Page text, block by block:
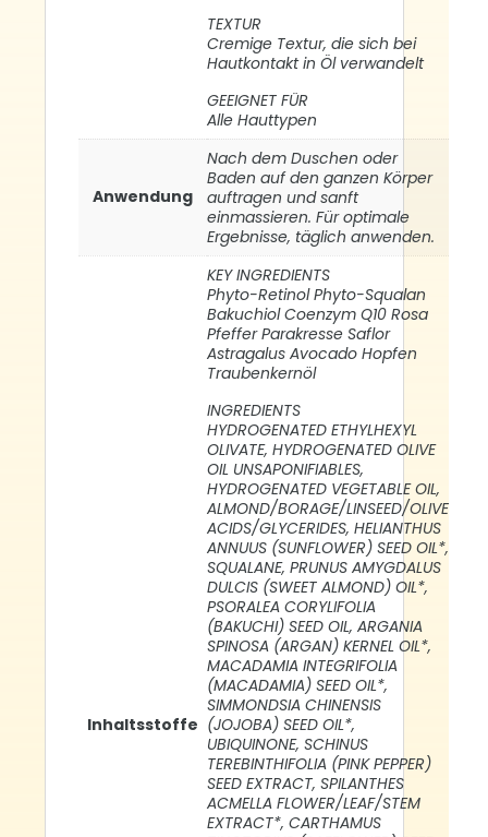
TEXTUR
Cremige Textur, die sich bei
Hautkontakt in Öl verwandelt
GEEIGNET FÜR
Alle Hauttypen
Anwendung
Nach dem Duschen oder
Baden auf den ganzen Körper
auftragen und sanft
einmassieren. Für optimale
Ergebnisse, täglich anwenden.
Inhaltsstoffe
KEY INGREDIENTS
Phyto-Retinol Phyto-Squalan
Bakuchiol Coenzym Q10 Rosa
Pfeffer Parakresse Saflor
Astragalus Avocado Hopfen
Traubenkernöl
INGREDIENTS
HYDROGENATED ETHYLHEXYL
OLIVATE, HYDROGENATED OLIVE
OIL UNSAPONIFIABLES,
HYDROGENATED VEGETABLE OIL,
ALMOND/BORAGE/LINSEED/OLIVE
ACIDS/GLYCERIDES, HELIANTHUS
ANNUUS (SUNFLOWER) SEED OIL*,
SQUALANE, PRUNUS AMYGDALUS
DULCIS (SWEET ALMOND) OIL*,
PSORALEA CORYLIFOLIA
(BAKUCHI) SEED OIL, ARGANIA
SPINOSA (ARGAN) KERNEL OIL*,
MACADAMIA INTEGRIFOLIA
(MACADAMIA) SEED OIL*,
SIMMONDSIA CHINENSIS
(JOJOBA) SEED OIL*,
UBIQUINONE, SCHINUS
TEREBINTHIFOLIA (PINK PEPPER)
SEED EXTRACT, SPILANTHES
ACMELLA FLOWER/LEAF/STEM
EXTRACT*, CARTHAMUS